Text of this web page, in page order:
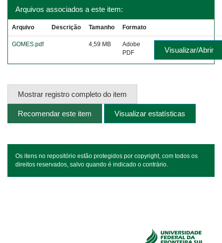
Arquivos associados a este item:
Arquivo Descrição Tamanho Formato
GOMES.pdf 4,59 MB
Adobe
PDF
Visualizar/Abrir
Mostrar registro completo do item
Recomendar este item Visualizar estatísticas
Os itens no repositório estão protegidos por copyright, com todos os
direitos reservados, salvo quando é indicado o contrário.